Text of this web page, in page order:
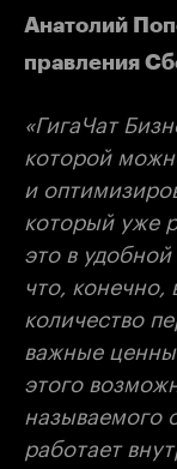
Анатолий
правления
«ГигаЧат
которой
и
который уже
это в
что,
количество
важные
этого
называемого
работает